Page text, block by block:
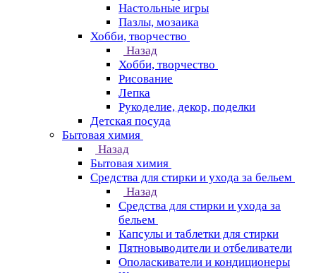
Настольные игры
Пазлы, мозаика
Хобби, творчество
Назад
Хобби, творчество
Рисование
Лепка
Рукоделие, декор, поделки
Детская посуда
Бытовая химия
Назад
Бытовая химия
Средства для стирки и ухода за бельем
Назад
Средства для стирки и ухода за
бельем
Капсулы и таблетки для стирки
Пятновыводители и отбеливатели
Ополаскиватели и кондиционеры